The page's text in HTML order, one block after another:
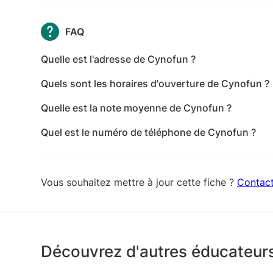
FAQ
Quelle est l'adresse de Cynofun ?
Quels sont les horaires d'ouverture de Cynofun ?
10:00-20:00 - jeudi: 10:00-20:00 - vendredi:
Quelle est la note moyenne de Cynofun ?
Quel est le numéro de téléphone de Cynofun ?
Vous souhaitez mettre à jour cette fiche ?
Découvrez d'autres